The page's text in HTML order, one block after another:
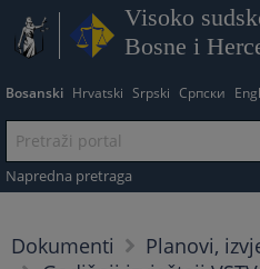
Visoko
Bosne i
Bosanski Hrvatski Srpski Српски
Napredna pretraga
Dokumenti
Planovi,